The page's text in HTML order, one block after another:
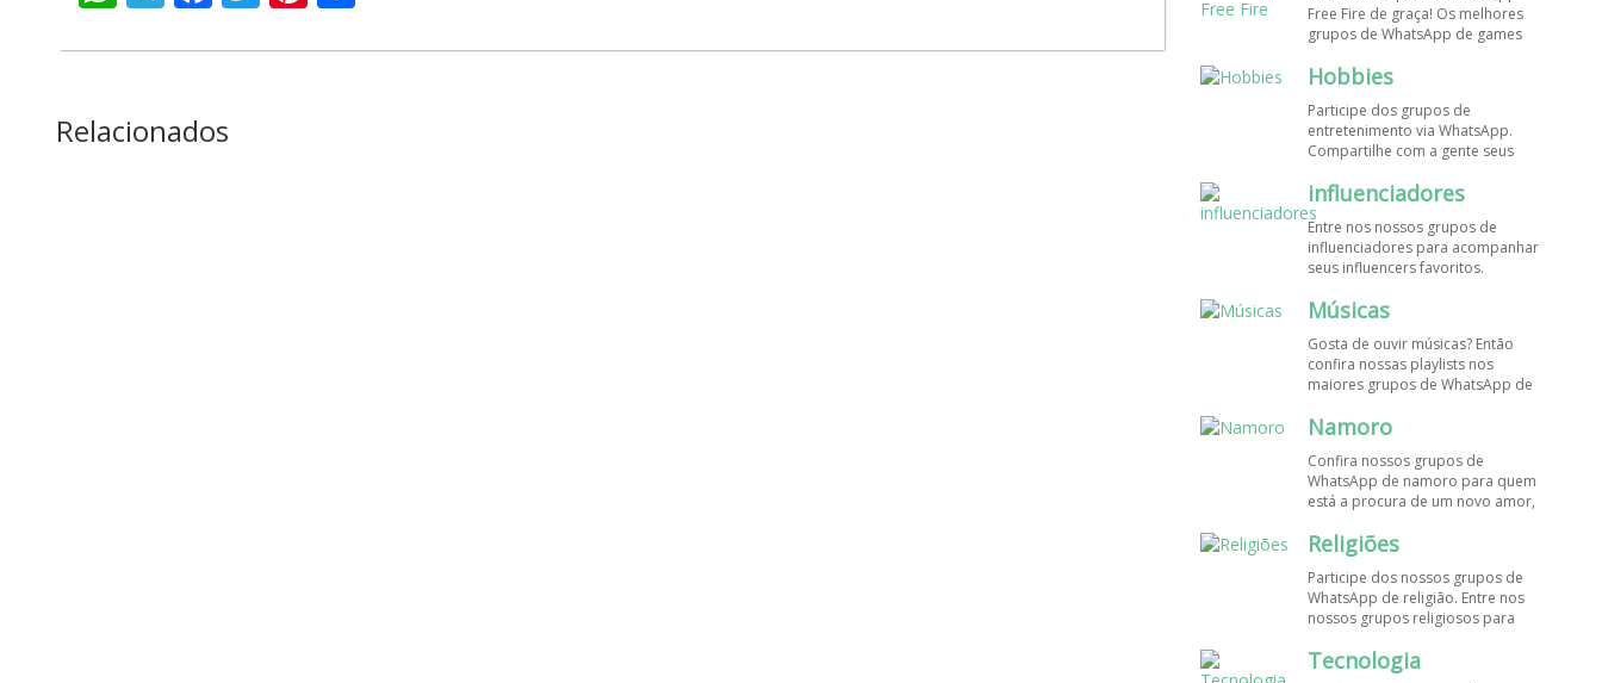
Relacionados
Free Fire de graça! Os melhores
grupos de WhatsApp de games
grupos de whats e faça novos
Hobbies
Participe dos grupos de
entretenimento via WhatsApp.
Compartilhe com a gente seus
os melhores grupos de WhatsApp,
é grátis e divertido!
influenciadores
Entre nos nossos grupos de
influenciadores para acompanhar
seus influencers favoritos.
em todo o Brasil e o mundo!
seus seguidores!
Músicas
Gosta de ouvir músicas? Então
confira nossas playlists nos
maiores grupos de WhatsApp de
melhores grupos de WhatsApp é
Namoro
Confira nossos grupos de
WhatsApp de namoro para quem
está a procura de um novo amor,
mais grupos de WhatsApp é de
graça!
Religiões
Participe dos nossos grupos de
WhatsApp de religião. Entre nos
nossos grupos religiosos para
só fé! Entre agora!
Tecnologia